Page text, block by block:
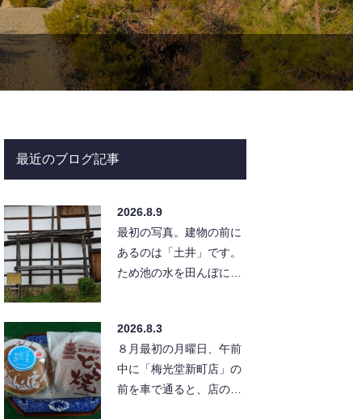
最近のブログ記事
2026.8.9
最初の写真。建物の前に
あるのは「土井」です。
ため池の水を田んぼに入
「蛇口」の…
2026.8.3
８月最初の月曜日、午前
中に「梅光堂新町店」の
前を車で通ると、店の前